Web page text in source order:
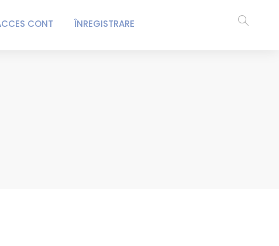
CONT ÎNREGISTRARE